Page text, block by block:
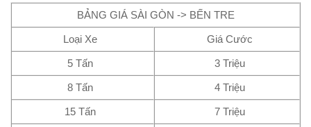
BẢNG GIÁ SÀI GÒN -> BẾN TRE
Loại Xe Giá Cước
5 Tấn 3 Triệu
8 Tấn 4 Triệu
15 Tấn 7 Triệu